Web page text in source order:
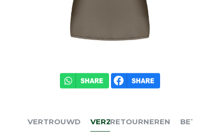
VERTROUWD VERZENDEN
RETOURNEREN BETALEN